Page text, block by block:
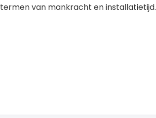
termen van mankracht en installatietijd.